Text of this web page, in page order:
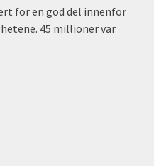
for en god del innenfor
45 millioner var